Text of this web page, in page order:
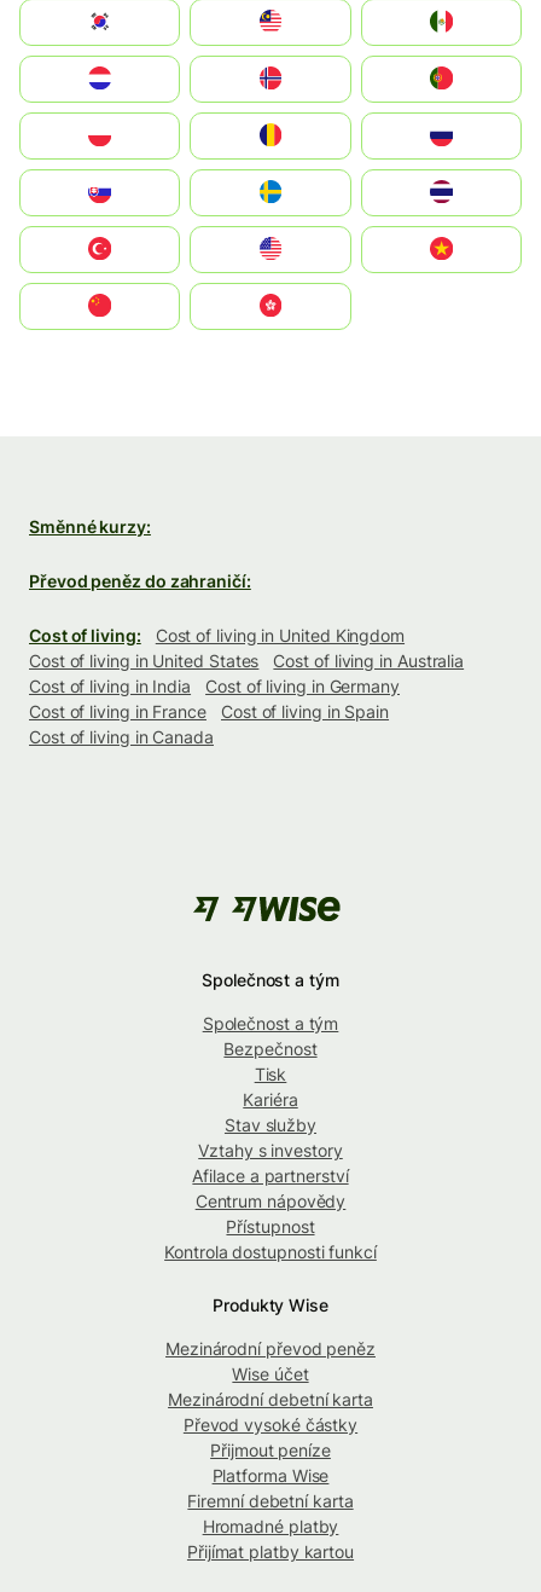
South Korea
United States
中國香港特別行政區
Směnné kurzy:
Převod peněz do zahraničí:
Cost of living:
Cost of living in United Kingdom
Cost of living in United States
Cost of living in Australia
Cost of living in India
Cost of living in Germany
Cost of living in France
Cost of living in Spain
Cost of living in Canada
Společnost a tým
Společnost a tým
Bezpečnost
Tisk
Kariéra
Stav služby
Vztahy s investory
Afilace a partnerství
Centrum nápovědy
Přístupnost
Kontrola dostupnosti funkcí
Produkty Wise
Mezinárodní převod peněz
Wise účet
Mezinárodní debetní karta
Převod vysoké částky
Přijmout peníze
Platforma Wise
Firemní debetní karta
Hromadné platby
Přijímat platby kartou